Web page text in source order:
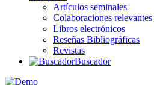
Artículos seminales
Colaboraciones relevantes
Libros electrónicos
Reseñas Bibliográficas
Revistas
Buscador